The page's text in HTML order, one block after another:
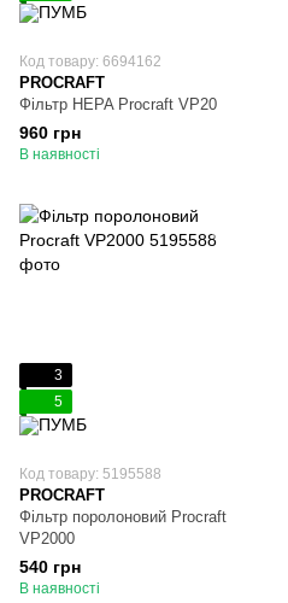
Код товару: 6694162
PROCRAFT
Фільтр HEPA Procraft VP20
960 грн
В наявності
3
5
Код товару: 5195588
PROCRAFT
Фільтр поролоновий Procraft
VP2000
540 грн
В наявності